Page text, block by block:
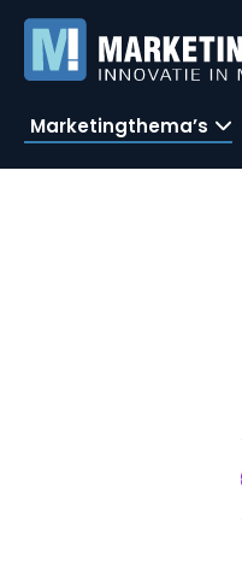
Marketingthema’s